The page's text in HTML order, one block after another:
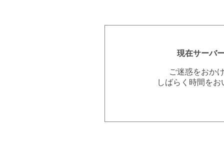
現在サーバ
ご迷惑をおか
しばらく時間を